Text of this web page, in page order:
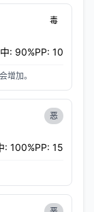
毒
: 90%PP: 10
增加。
恶
: 100%PP: 15